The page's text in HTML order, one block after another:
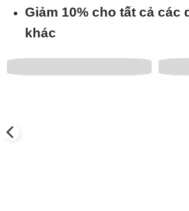
Giảm 10% cho tất cả các
khác